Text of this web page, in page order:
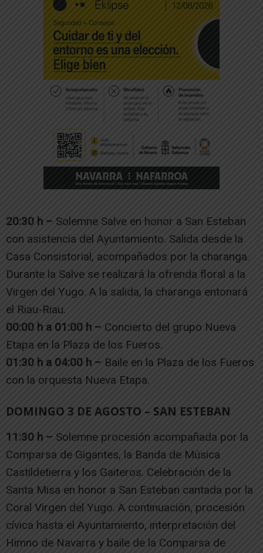
20:30 h – Solemne Salve en honor a San Esteban
con asistencia del Ayuntamiento. Salida desde la
Casa Consistorial, acompañados por la charanga.
Durante la Salve se realizará la ofrenda floral a la
Virgen del Yugo. A la salida, la charanga entonará
el Riau-Riau.
00:00 h a 01:00 h – Concierto del grupo Nueva
Etapa en la Plaza de los Fueros.
01:30 h a 04:00 h – Baile en la Plaza de los Fueros
con la orquesta Nueva Etapa.
DOMINGO 3 DE AGOSTO – SAN ESTEBAN
11:30 h – Solemne procesión acompañada por la
Comparsa de Gigantes, la Banda de Música
Castildetierra y los Gaiteros. Celebración de la
Santa Misa en honor a San Esteban cantada por la
Coral Virgen del Yugo. A continuación, procesión
cívica hasta el Ayuntamiento, interpretación del
Himno de Navarra y baile de la Comparsa de